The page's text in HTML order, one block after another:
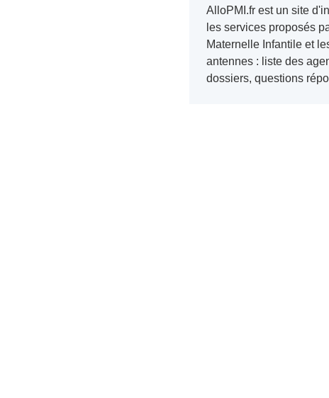
AlloPMI.fr est un site
les services proposés
Maternelle Infantile et
antennes : liste des
dossiers, questions